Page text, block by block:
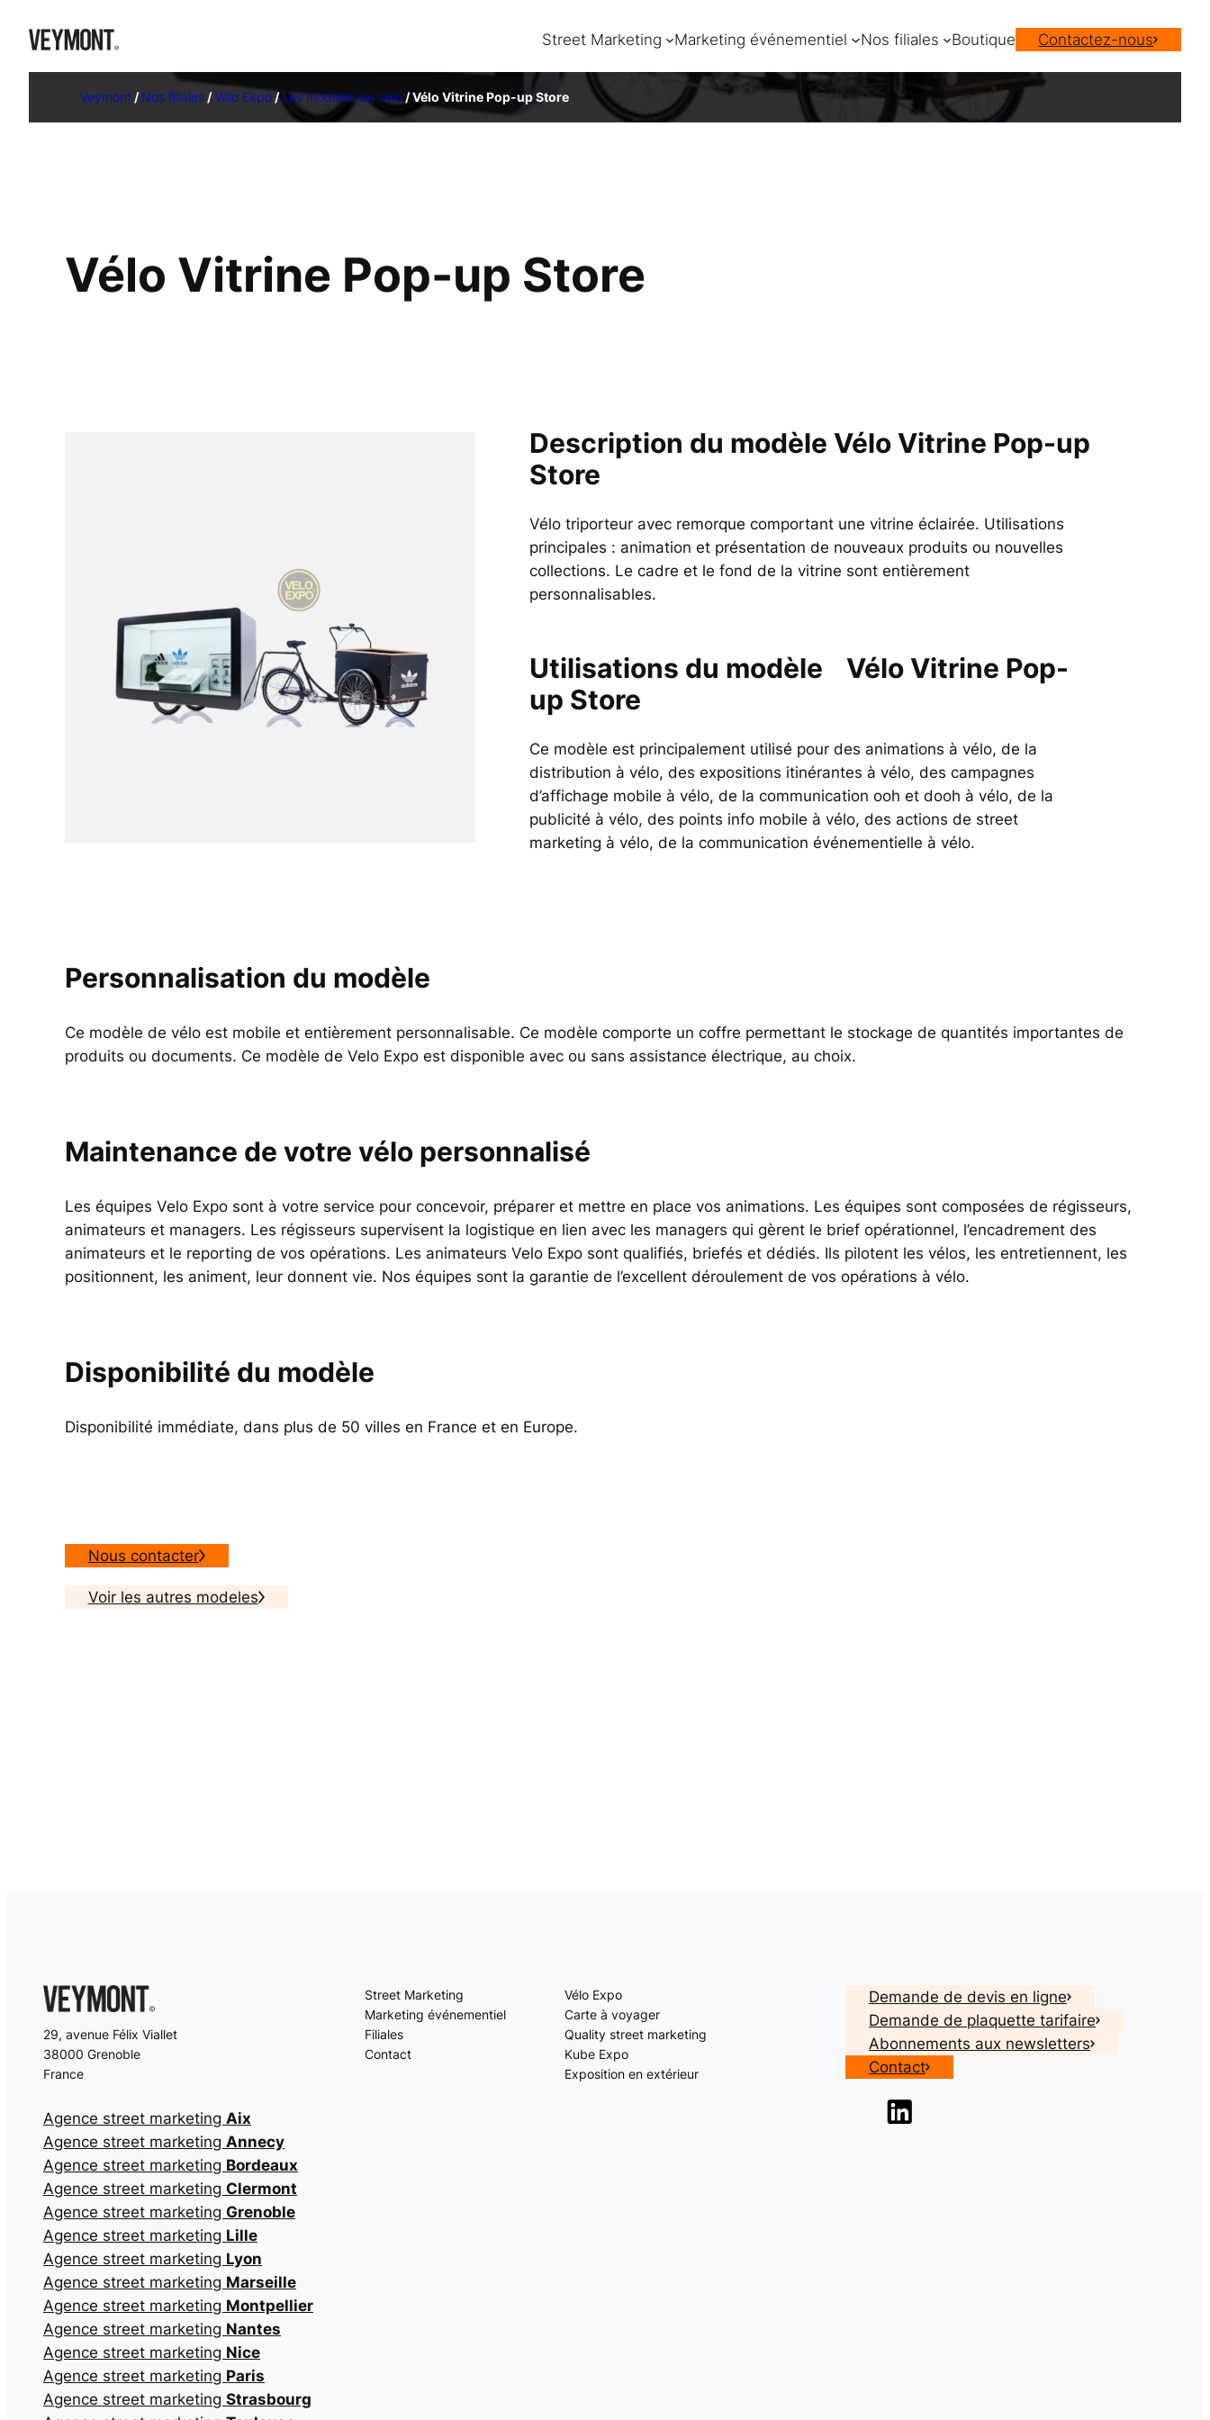
Street Marketing Marketing événementiel Nos filiales Boutique Contactez-nous
Veymont/Nos filiales/Vélo Expo/Les modèles de vélo/Vélo Vitrine Pop-up Store
Vélo Vitrine Pop-up Store
Description du modèle Vélo Vitrine Pop-up
Store
Vélo triporteur avec remorque comportant une vitrine éclairée. Utilisations
principales : animation et présentation de nouveaux produits ou nouvelles
collections. Le cadre et le fond de la vitrine sont entièrement
personnalisables.
Utilisations du modèle
Vélo Vitrine Pop-
up Store
Ce modèle est principalement utilisé pour des animations à vélo, de la
distribution à vélo, des expositions itinérantes à vélo, des campagnes
d’affichage mobile à vélo, de la communication ooh et dooh à vélo, de la
publicité à vélo, des points info mobile à vélo, des actions de street
marketing à vélo, de la communication événementielle à vélo.
Personnalisation du modèle
Ce modèle de vélo est mobile et entièrement personnalisable. Ce modèle comporte un coffre permettant le stockage de quantités importantes de
produits ou documents. Ce modèle de Velo Expo est disponible avec ou sans assistance électrique, au choix.
Maintenance de votre vélo personnalisé
Les équipes Velo Expo sont à votre service pour concevoir, préparer et mettre en place vos animations. Les équipes sont composées de régisseurs,
animateurs et managers. Les régisseurs supervisent la logistique en lien avec les managers qui gèrent le brief opérationnel, l’encadrement des
animateurs et le reporting de vos opérations. Les animateurs Velo Expo sont qualifiés, briefés et dédiés. Ils pilotent les vélos, les entretiennent, les
positionnent, les animent, leur donnent vie. Nos équipes sont la garantie de l’excellent déroulement de vos opérations à vélo.
Disponibilité du modèle
Disponibilité immédiate, dans plus de 50 villes en France et en Europe.
Nous contacter
Voir les autres modeles
29, avenue Félix Viallet
38000 Grenoble
France
Agence street marketing Aix
Agence street marketing Annecy
Agence street marketing Bordeaux
Agence street marketing Clermont
Agence street marketing Grenoble
Agence street marketing Lille
Agence street marketing Lyon
Agence street marketing Marseille
Agence street marketing Montpellier
Agence street marketing Nantes
Agence street marketing Nice
Agence street marketing Paris
Agence street marketing Strasbourg
Street Marketing
Marketing événementiel
Filiales
Contact
Vélo Expo
Carte à voyager
Quality street marketing
Kube Expo
Exposition en extérieur
Demande de devis en ligne
Demande de plaquette tarifaire
Abonnements aux newsletters
Contact